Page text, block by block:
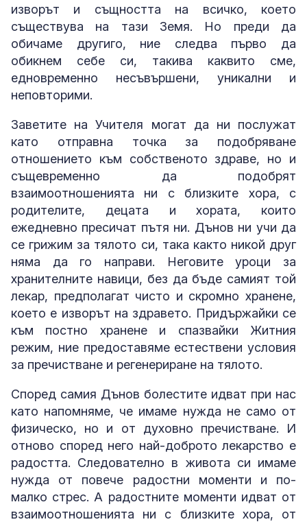
изворът и същността на всичко, което
съществува на тази Земя. Но преди да
обичаме другиго, ние следва първо да
обикнем себе си, такива каквито сме,
едновременно несъвършени, уникални и
неповторими.
Заветите на Учителя могат да ни послужат
като отправна точка за подобряване
отношението към собственото здраве, но и
същевременно да подобрят
взаимоотношенията ни с близките хора, с
родителите, децата и хората, които
ежедневно пресичат пътя ни. Дънов ни учи да
се грижим за тялото си, така както никой друг
няма да го направи. Неговите уроци за
хранителните навици, без да бъде самият той
лекар, предполагат чисто и скромно хранене,
което е изворът на здравето. Придържайки се
към постно хранене и спазвайки Житния
режим, ние предоставяме естествени условия
за пречистване и регенериране на тялото.
Според самия Дънов болестите идват при нас
като напомняме, че имаме нужда не само от
физическо, но и от духовно пречистване. И
отново според него най-доброто лекарство е
радостта. Следователно в живота си имаме
нужда от повече радостни моменти и по-
малко стрес. А радостните моменти идват от
взаимоотношенията ни с близките хора, от